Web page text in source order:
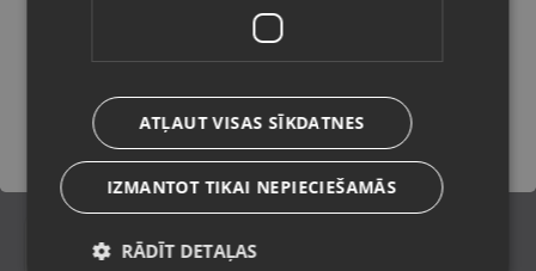
Sigulda, Kr. Valdemāra iela 1a
Stāvoklis Lietots (Garantija 6 mēneši)
55.00
2.50€/mēn.
Saglabāt
ATĻAUT VISAS SĪKDATNES
IZMANTOT TIKAI NEPIECIEŠAMĀS
RĀDĪT DETAĻAS